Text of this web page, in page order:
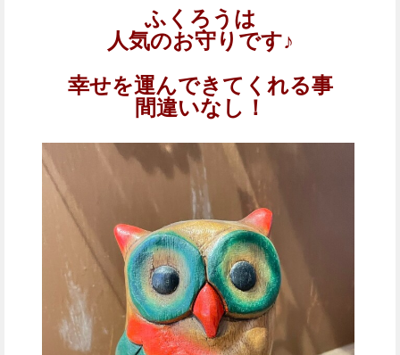
ふくろうは
人気のお守りです♪
幸せを運んできてくれる事
間違いなし！